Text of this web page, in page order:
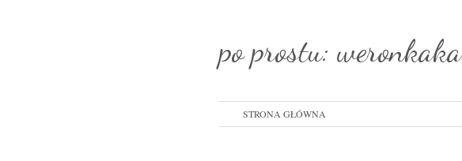
po prostu: weronkaka
STRONA GŁÓWNA